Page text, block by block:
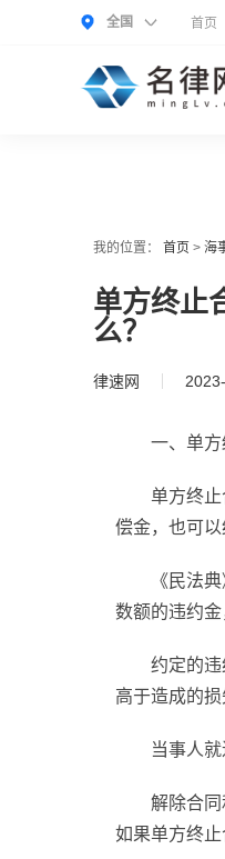
全国 首页
我的位置： 首页 > 海
单方终止
么？
律速网
一、单
单方终
偿金，也可以
《民法
数额的违约金
约定的
高于造成的
当事人
解除合
如果单方终